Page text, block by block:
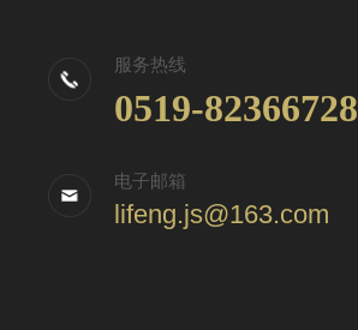
服务热线
0519-82366728
电子邮箱
lifeng.js@163.com